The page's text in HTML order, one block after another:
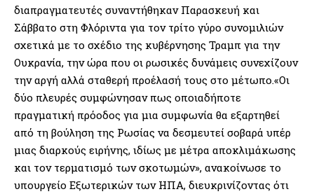
διαπραγματευτές συναντήθηκαν Παρασκευή και
Σάββατο στη Φλόριντα για τον τρίτο γύρο συνομιλιών
σχετικά με το σχέδιο της κυβέρνησης Τραμπ για την
Ουκρανία, την ώρα που οι ρωσικές δυνάμεις συνεχίζουν
την αργή αλλά σταθερή προέλασή τους στο μέτωπο.«Οι
δύο πλευρές συμφώνησαν πως οποιαδήποτε
πραγματική πρόοδος για μια συμφωνία θα εξαρτηθεί
από τη βούληση της Ρωσίας να δεσμευτεί σοβαρά υπέρ
μιας διαρκούς ειρήνης, ιδίως με μέτρα αποκλιμάκωσης
και τον τερματισμό των σκοτωμών», ανακοίνωσε το
υπουργείο Εξωτερικών των ΗΠΑ, διευκρινίζοντας ότι